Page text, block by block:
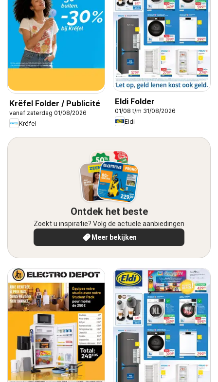
Krëfel Folder / Publicité
vanaf zaterdag 01/08/2026
Krëfel
Eldi Folder
01/08 t/m 31/08/2026
Eldi
Ontdek het beste
Zoekt u inspiratie? Volg de actuele aanbiedingen
Meer bekijken